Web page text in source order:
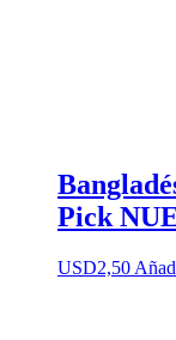
Pick
USD2,50